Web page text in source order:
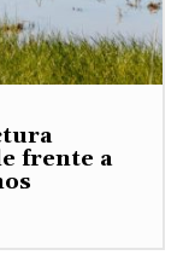
frente a